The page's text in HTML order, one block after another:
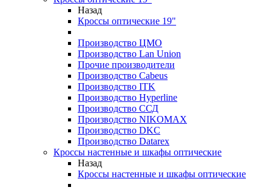
Назад
Кроссы оптические 19"
Производство ЦМО
Производство Lan Union
Прочие производители
Производство Cabeus
Производство ITK
Производство Hyperline
Производство ССД
Производство NIKOMAX
Производство DKC
Производство Datarex
Кроссы настенные и шкафы оптические
Назад
Кроссы настенные и шкафы оптические